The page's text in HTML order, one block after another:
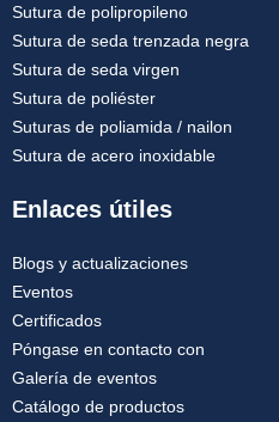
Sutura de polipropileno
Sutura de seda trenzada negra
Sutura de seda virgen
Sutura de poliéster
Suturas de poliamida / nailon
Sutura de acero inoxidable
Enlaces útiles
Blogs y actualizaciones
Eventos
Certificados
Póngase en contacto con
Galería de eventos
Catálogo de productos